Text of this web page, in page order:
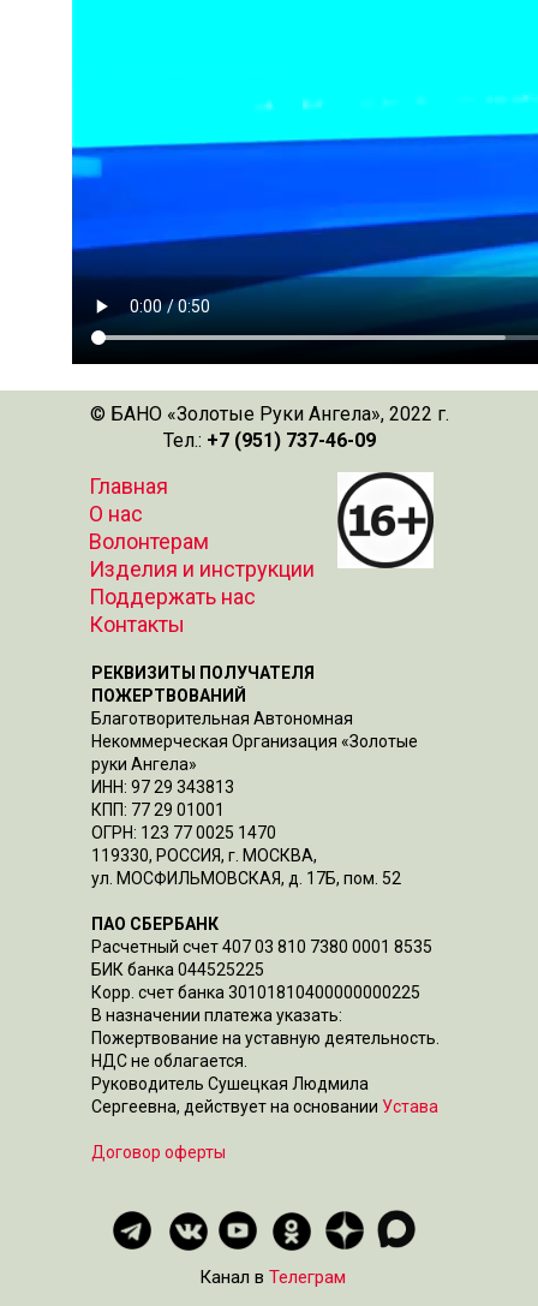
© БАНО «Золотые Руки Ангела», 2022 г.
Тел.: +7 (951) 737-46-09
РЕКВИЗИТЫ ПОЛУЧАТЕЛЯ
ПОЖЕРТВОВАНИЙ
Благотворительная Автономная
Некоммерческая Организация «Золотые
руки Ангела»
ИНН: 97 29 343813
КПП: 77 29 01001
ОГРН: 123 77 0025 1470
119330, РОССИЯ, г. МОСКВА,
ул. МОСФИЛЬМОВСКАЯ, д. 17Б, пом. 52
ПАО СБЕРБАНК
Расчетный счет 407 03 810 7380 0001 8535
БИК банка 044525225
Корр. счет банка 30101810400000000225
В назначении платежа указать:
Пожертвование на уставную деятельность.
НДС не облагается.
Руководитель Сушецкая Людмила
Сергеевна, действует на основании Устава
Договор оферты
Канал в Телеграм
Главная
О нас
Волонтерам
Изделия и инструкции
Поддержать нас
Контакты